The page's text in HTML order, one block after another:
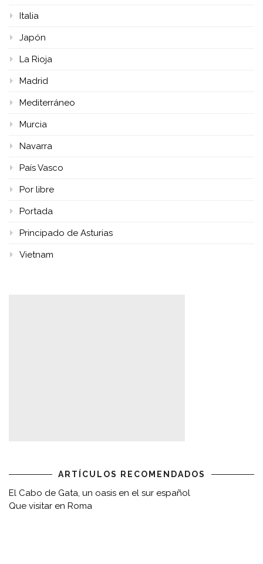
Italia
Japón
La Rioja
Madrid
Mediterráneo
Murcia
Navarra
País Vasco
Por libre
Portada
Principado de Asturias
Vietnam
ARTÍCULOS RECOMENDADOS
El Cabo de Gata, un oasis en el sur español
Que visitar en Roma